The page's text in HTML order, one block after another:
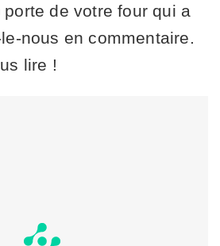
de votre four qui a
nous en commentaire.
lire !